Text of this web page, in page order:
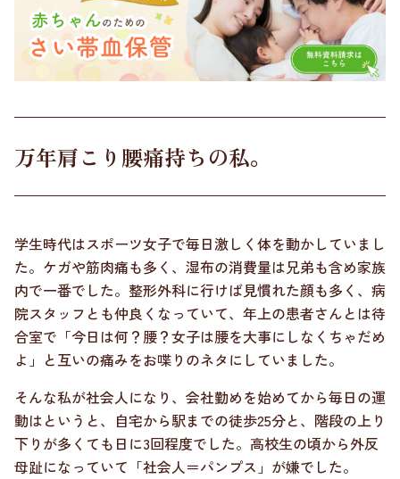
万年肩こり腰痛持ちの私。
学生時代はスポーツ女子で毎日激しく体を動かしていまし
た。ケガや筋肉痛も多く、湿布の消費量は兄弟も含め家族
内で一番でした。整形外科に行けば見慣れた顔も多く、病
院スタッフとも仲良くなっていて、年上の患者さんとは待
合室で「今日は何？腰？女子は腰を大事にしなくちゃだめ
よ」と互いの痛みをお喋りのネタにしていました。
そんな私が社会人になり、会社勤めを始めてから毎日の運
動はというと、自宅から駅までの徒歩25分と、階段の上り
下りが多くても日に3回程度でした。高校生の頃から外反
母趾になっていて「社会人＝パンプス」が嫌でした。